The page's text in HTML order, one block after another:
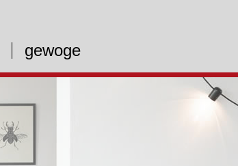
gewoge